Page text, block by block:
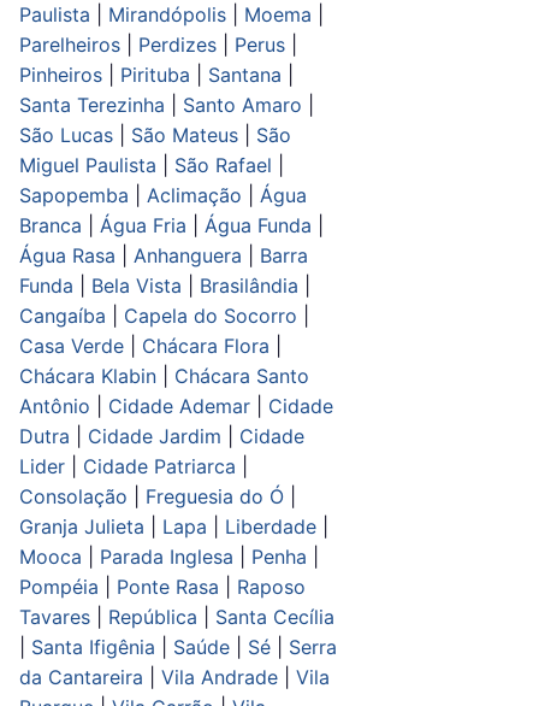
Paulista
Mirandópolis Moema
Parelheiros
Perdizes Perus
Pinheiros
Pirituba Santana
Santa Terezinha
Santo Amaro
São Lucas
São Mateus
São
Miguel Paulista
São Rafael
Sapopemba
Aclimação
Água
Branca
Água Fria Água Funda
Água Rasa
Anhanguera
Barra
Funda
Bela Vista Brasilândia
Cangaíba
Capela do Socorro
Casa Verde
Chácara Flora
Chácara Klabin
Chácara Santo
Antônio
Cidade Ademar
Cidade
Dutra
Cidade Jardim
Cidade
Lider
Cidade Patriarca
Consolação
Freguesia do Ó
Granja Julieta
Lapa Liberdade
Mooca
Parada Inglesa Penha
Pompéia
Ponte Rasa
Raposo
Tavares
República
Santa Cecília
Santa Ifigênia Saúde Sé
Serra
da Cantareira
Vila Andrade
Vila